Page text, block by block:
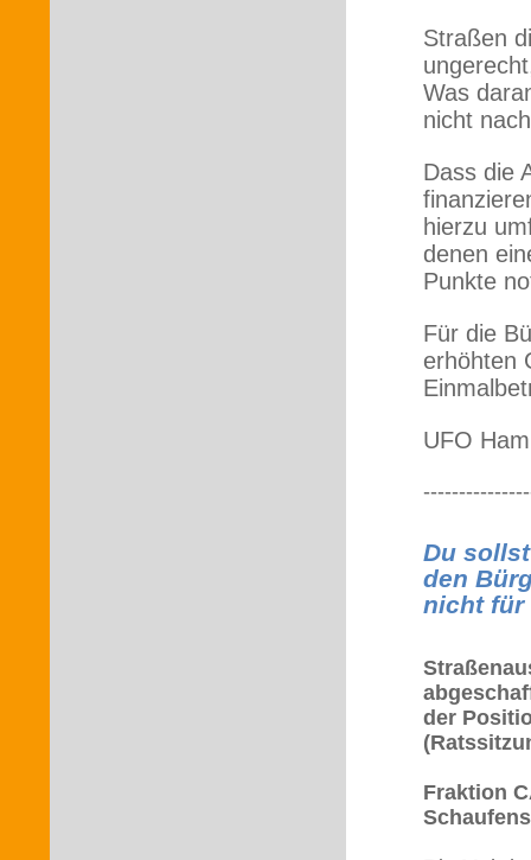
Straßen
Was
nicht
Dass die
hierzu
denen
Punkte
Für die
erhöhten
UFO
Du sollst
den
nicht für
der
Fraktion